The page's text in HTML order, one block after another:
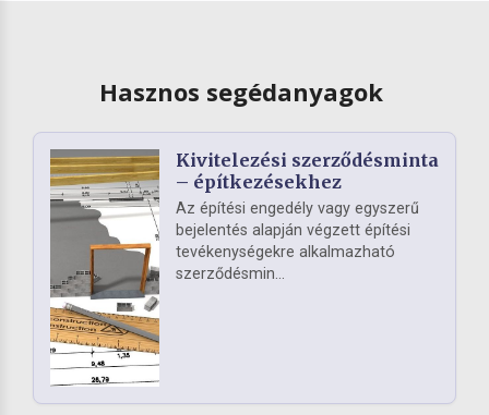
Hasznos segédanyagok
Kivitelezési szerződésminta
– építkezésekhez
Az építési engedély vagy egyszerű
bejelentés alapján végzett építési
tevékenységekre alkalmazható
szerződésmin...